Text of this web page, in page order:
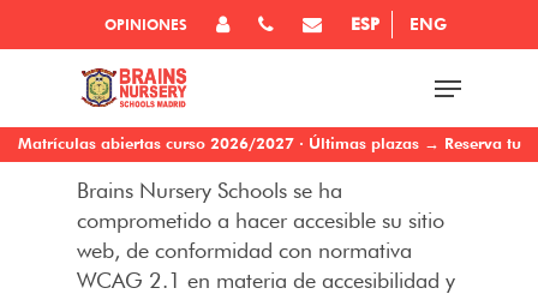
Matrículas abiertas curso 2026/2027 · Últimas plazas → Reserva tu
OPINIONES ESP ENG
Brains Nursery Schools se ha
comprometido a hacer accesible su sitio
web, de conformidad con normativa
WCAG 2.1 en materia de accesibilidad y